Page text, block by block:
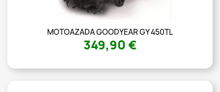
MOTOAZADA GOODYEAR GY 450TL
349,90 €